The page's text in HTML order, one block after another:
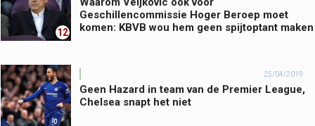
12
Geschillencommissie Hoger Beroep moet
komen: KBVB wou hem geen spijtoptant maken
25/04/2019
Geen Hazard in team van de Premier League,
Chelsea snapt het niet